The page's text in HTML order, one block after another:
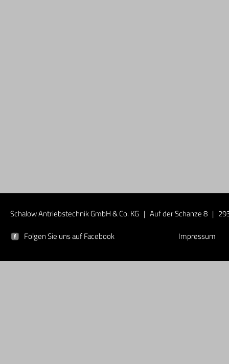
Schalow Antriebstechnik GmbH & Co. KG | Auf der Schanze 8 |
Folgen Sie uns auf Facebook Impressum